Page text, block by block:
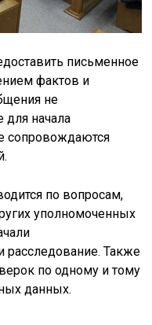
письменное
фактов и
не
для начала
сопровождаются
по вопросам,
уполномоченных
расследование. Также
по одному и тому
данных.